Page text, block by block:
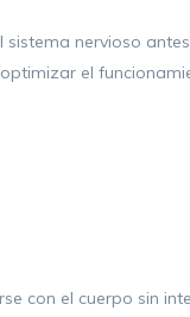
nervioso
el
con el cuerpo sin